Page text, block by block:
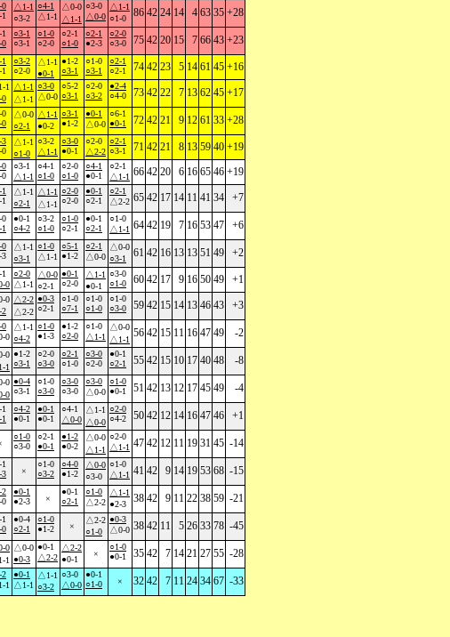
0
△1-1
○3-2
○4-1
△1-1
△0-0
△1-1
○3-0
△0-0
△1-1
○1-0
86 42 24 14 4 63 35 +28
0
○3-1
○3-1
○1-0
○2-0
○2-1
○1-0
○2-1
●2-3
○2-0
○3-0
75 42 20 15 7 66 43 +23
○3-2
○2-0
△1-1
●0-1
●1-2
○3-1
○1-0
○3-1
○2-1
○2-1
74 42 23 5 14 61 45 +16
1
0
△1-1
△1-1
○3-0
△0-0
○5-2
○3-1
○2-0
○3-2
●2-4
○4-0
73 42 22 7 13 62 45 +17
0
0
△0-0
○2-1
△1-1
●0-2
○3-1
●1-2
●0-1
△0-0
○6-1
●0-1
72 42 21 9 12 61 33 +28
3
0
△1-1
○1-0
○3-2
△1-1
○3-0
●0-1
○2-0
△2-2
○2-1
○3-1
71 42 21 8 13 59 40 +19
0
0
○3-1
△1-1
○4-1
○1-0
○2-0
○1-0
○4-1
●0-1
○2-1
△1-1 66 42 20 6 16 65 46 +19
△1-1
○2-1
△1-1
△1-1
○2-0
○2-0
●0-1
○2-1
○2-1
△2-2 65 42 17 14 11 41 34 +7
0
●0-1
○4-2
○3-2
○1-0
○1-0
○2-1
●0-1
○2-1
○1-0
△1-1 64 42 19 7 16 53 47 +6
0
3
△1-1
○3-1
○1-0
△1-1
○5-1
●1-2
○2-1
△0-0
△0-0
○3-1
61 42 16 13 13 51 49 +2
0
○2-0
△1-1
△0-0
○2-1
●0-1
○2-0
△1-1
●0-1
○3-0
○1-0
60 42 17 9 16 50 49 +1
0
2
△2-2
△2-2
●0-3
○2-1
○1-0
○7-1
○1-0
○1-0
○1-0
○3-0
59 42 15 14 13 46 43 +3
0
0
△1-1
○4-2
○1-0
●1-3
●1-2
○2-0
○1-0
△1-1
△0-0
△1-1
56 42 15 11 16 47 49 -2
0
1
●1-2
○3-1
○2-0
○3-0
○2-1
○1-0
○3-0
○2-0
●0-1
○2-1
55 42 15 10 17 40 48 -8
0
0
●0-4
○3-1
○1-0
○3-0
○3-0
○3-0
○3-0
△0-0
○1-0
●0-1
51 42 13 12 17 45 49 -4
○4-2
●0-1
●0-1
●0-1
○4-1
△0-0
△1-1
△0-0
○2-0
○4-2
50 42 12 14 16 47 46 +1
○1-0
○3-0
○2-1
●0-1
●1-2
●0-2
△0-0
△1-1
○2-0
△1-1 47 42 12 11 19 31 45 -14
3
×
○1-0
○3-2
○4-0
●1-2
△0-0
○3-0
○1-0
△1-1 41 42 9 14 19 53 68 -15
2
0
●0-1
●2-3
×
●0-1
○2-1
○1-0
△2-2
△1-1
●2-3
38 42 9 11 22 38 59 -21
0
●0-4
○2-1
○1-0
●1-2
×
△2-2
○1-0
●0-3
△0-0 38 42 11 5 26 33 78 -45
0
1
△0-0
●0-3
●0-1
△2-2
△2-2
●0-1
×
○1-0
●0-1
35 42 7 14 21 27 55 -28
2
1
●0-1
△1-1
△1-1
○3-2
○3-0
△0-0
●0-1
○1-0
× 32 42 7 11 24 34 67 -33